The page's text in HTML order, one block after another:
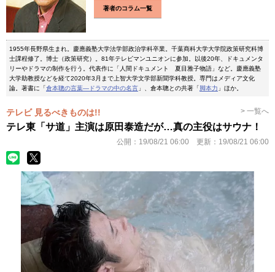
著者のコラム一覧
1955年長野県生まれ。慶應義塾大学法学部政治学科卒業。千葉商科大学大学院政策研究科博
士課程修了。博士（政策研究）。81年テレビマンユニオンに参加。以後20年、ドキュメンタ
リーやドラマの制作を行う。代表作に「人間ドキュメント 夏目雅子物語」など。慶應義塾
大学助教授などを経て2020年3月まで上智大学文学部新聞学科教授。専門はメディア文化
論。著書に「倉本聰の言葉―ドラマの中の名言 」、倉本聰との共著「脚本力 」ほか。
テレビ 見るべきものは!! > 一覧へ
テレ東「サ道」主演は原田泰造だが…真の主役はサウナ！
公開： 19/08/21 06:00 更新： 19/08/21 06:00